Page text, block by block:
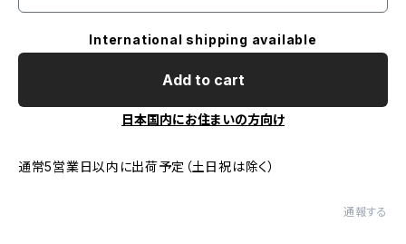
International shipping available
Add to cart
日本国内にお住まいの方向け
通常5営業日以内に出荷予定（土日祝は除く）
通報する